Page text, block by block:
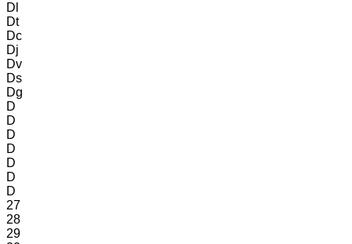
Dl
Dt
Dc
Dj
Dv
Ds
Dg
D
D
D
D
D
D
D
27
28
29